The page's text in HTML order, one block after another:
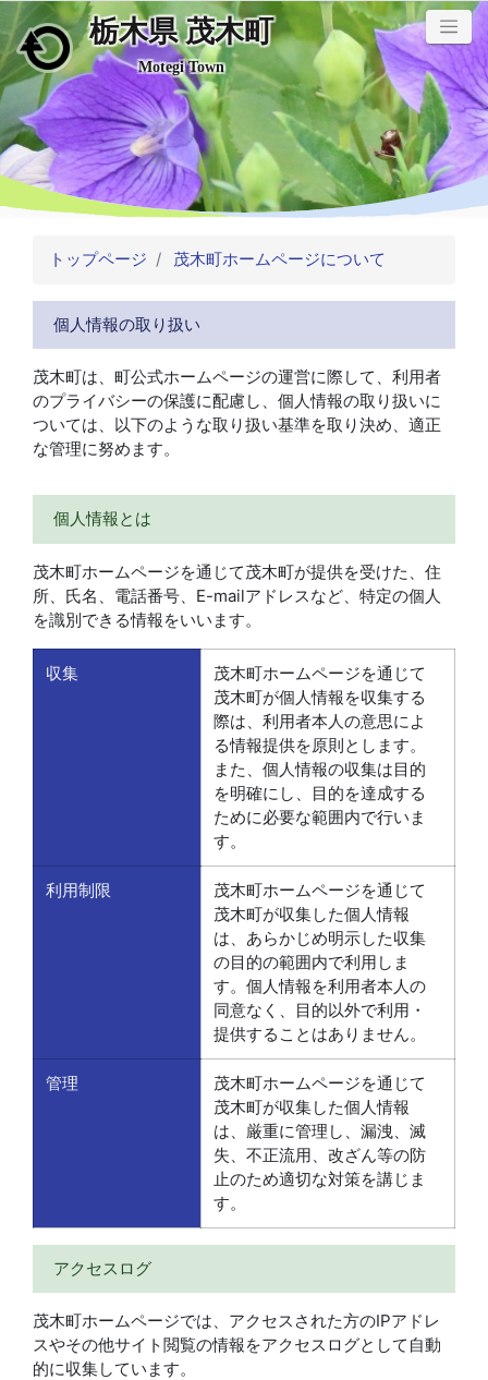
メインコンテンツにスキップ
栃木県 茂木町
Motegi Town
トップページ 茂木町ホームページについて
個人情報の取り扱い
茂木町は、町公式ホームページの運営に際して、利用者
のプライバシーの保護に配慮し、個人情報の取り扱いに
ついては、以下のような取り扱い基準を取り決め、適正
な管理に努めます。
個人情報とは
茂木町ホームページを通じて茂木町が提供を受けた、住
所、氏名、電話番号、E-mailアドレスなど、特定の個人
を識別できる情報をいいます。
収集
茂木町ホームページを通じて
茂木町が個人情報を収集する
際は、利用者本人の意思によ
る情報提供を原則とします。
また、個人情報の収集は目的
を明確にし、目的を達成する
ために必要な範囲内で行いま
す。
利用制限
茂木町ホームページを通じて
茂木町が収集した個人情報
は、あらかじめ明示した収集
の目的の範囲内で利用しま
す。個人情報を利用者本人の
同意なく、目的以外で利用・
提供することはありません。
管理
茂木町ホームページを通じて
茂木町が収集した個人情報
は、厳重に管理し、漏洩、滅
失、不正流用、改ざん等の防
止のため適切な対策を講じま
す。
アクセスログ
茂木町ホームページでは、アクセスされた方のIPアドレ
スやその他サイト閲覧の情報をアクセスログとして自動
的に収集しています。